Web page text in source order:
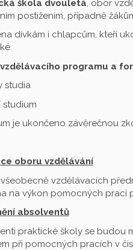
škola dvouletá, obor
postižením, případně
dívkám i chlapcům, kteří
programu a
studia
studium
je ukončeno závěrečnou
oboru vzdělávání
všeobecně vzdělávacích
na výkon pomocných prací
absolventů
praktické školy se budou
při pomocných pracích v